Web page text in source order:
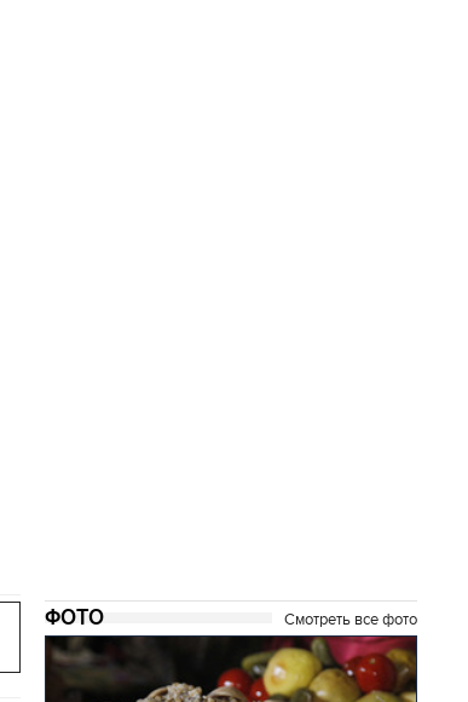
ФОТО Смотреть все фото